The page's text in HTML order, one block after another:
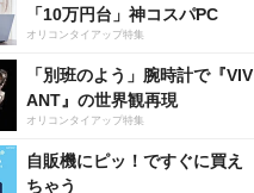
「10万円台」神コスパPC
オリコンタイアップ特集
「別班のよう」腕時計で『VIV
ANT』の世界観再現
オリコンタイアップ特集
自販機にピッ！ですぐに買え
ちゃう